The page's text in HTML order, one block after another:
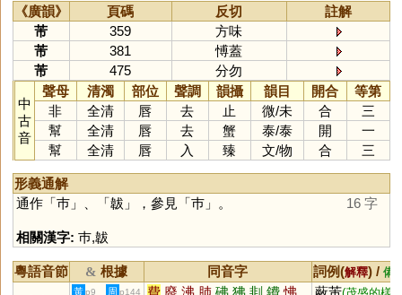
《廣韻》 頁碼 反切
註解
芾
359
方味
芾
381
愽蓋
芾
475 分勿
中
古
音
聲母 清濁 部位 聲調 韻攝 韻目 開合
等第
非
全清 唇 去 止 微/未 合
三
幫
全清 唇 去 蟹 泰/泰 開
一
幫
全清 唇 入 臻 文/物 合 三
形義通解
通作「 巿」、「 韍 」，參見「 巿」。 16 字
相關漢字: 巿,韍
粵語音節 & 根據 同音字 詞例(解釋) / 備
黃 p9 周 p144